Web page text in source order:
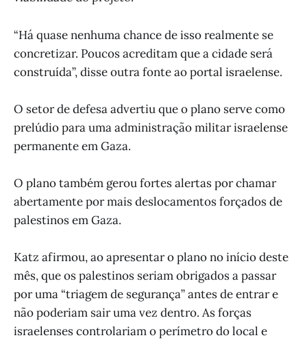
“Há quase nenhuma chance de isso realmente se
concretizar. Poucos acreditam que a cidade será
construída”, disse outra fonte ao portal israelense.
O setor de defesa advertiu que o plano serve como
prelúdio para uma administração militar israelense
permanente em Gaza.
O plano também gerou fortes alertas por chamar
abertamente por mais deslocamentos forçados de
palestinos em Gaza.
Katz afirmou, ao apresentar o plano no início deste
mês, que os palestinos seriam obrigados a passar
por uma “triagem de segurança” antes de entrar e
não poderiam sair uma vez dentro. As forças
israelenses controlariam o perímetro do local e